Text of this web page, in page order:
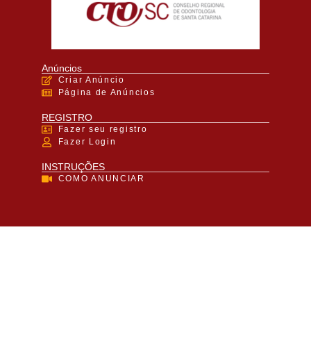
Anúncios
Criar Anúncio
Página de Anúncios
REGISTRO
Fazer seu registro
Fazer Login
INSTRUÇÕES
COMO ANUNCIAR